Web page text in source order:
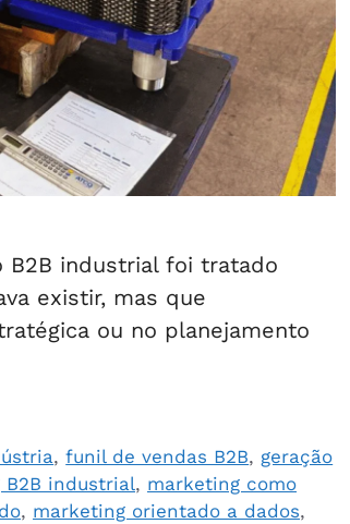
B2B industrial foi tratado
existir, mas que
ou no planejamento
,funil de vendas B2B, geração
B2B industrial, marketing como
, marketing orientado a dados,